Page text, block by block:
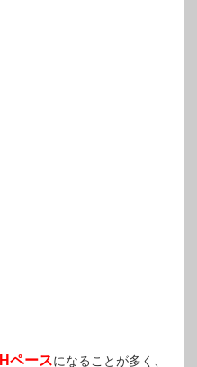
Hペースになることが多く、